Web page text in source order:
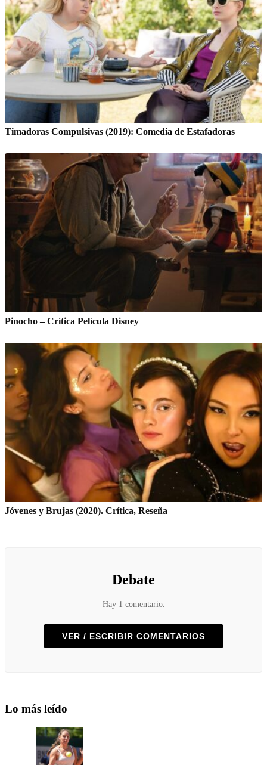
Timadoras Compulsivas (2019): Comedia de Estafadoras
Pinocho – Crítica Película Disney
Jóvenes y Brujas (2020). Crítica, Reseña
Debate
Hay 1 comentario.
VER / ESCRIBIR COMENTARIOS
Lo más leído